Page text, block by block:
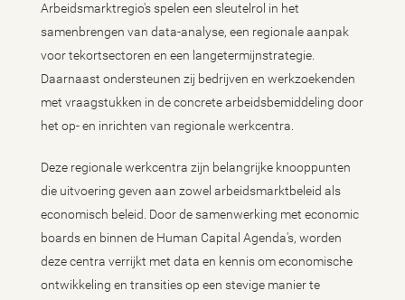
Arbeidsmarktregio's spelen een sleutelrol in het
samenbrengen van data-analyse, een regionale aanpak
voor tekortsectoren en een langetermijnstrategie.
Daarnaast ondersteunen zij bedrijven en werkzoekenden
met vraagstukken in de concrete arbeidsbemiddeling door
het op- en inrichten van regionale werkcentra.
Deze regionale werkcentra zijn belangrijke knooppunten
die uitvoering geven aan zowel arbeidsmarktbeleid als
economisch beleid. Door de samenwerking met economic
boards en binnen de Human Capital Agenda's, worden
deze centra verrijkt met data en kennis om economische
ontwikkeling en transities op een stevige manier te